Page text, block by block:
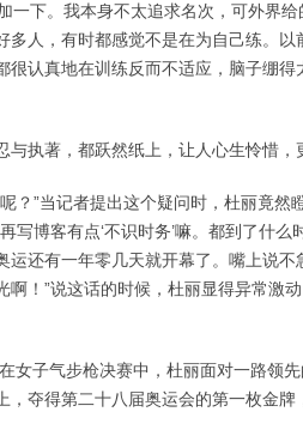
一下。我本身不太追求名次，可外界
多人，有时都感觉不是在为自己练。以
很认真地在训练反而不适应，脑子绷得
执著，都跃然纸上，让人心生怜惜，
”当记者提出这个疑问时，杜丽竟然
写博客有点‘不识时务’嘛。都到了什么
运还有一年零几天就开幕了。嘴上说不
啊！”说这话的时候，杜丽显得异常激
子气步枪决赛中，杜丽面对一路领先
，夺得第二十八届奥运会的第一枚金牌